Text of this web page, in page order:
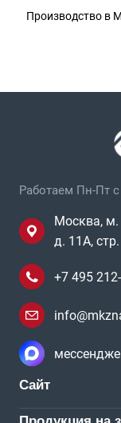
Производство в
Работаем Пн-Пт с
Москва, м.
д. 11А,
+7 495
Сайт